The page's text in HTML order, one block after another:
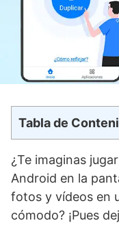
Tabla de
¿Te imaginas
Android en la
fotos y vídeos en
cómodo? ¡Pues